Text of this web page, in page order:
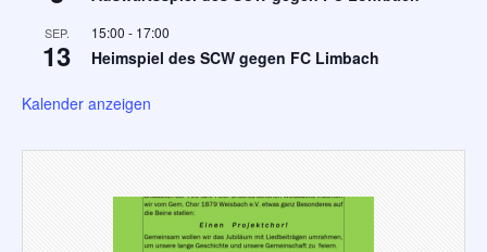
SEP.
13
15:00 - 17:00
Heimspiel des SCW gegen FC Limbach
Kalender anzeigen